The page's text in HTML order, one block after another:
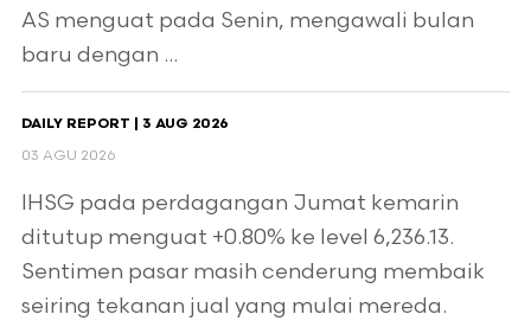
AS menguat pada Senin, mengawali bulan
baru dengan ...
DAILY REPORT | 3 AUG 2026
03 AGU 2026
IHSG pada perdagangan Jumat kemarin
ditutup menguat +0.80% ke level 6,236.13.
Sentimen pasar masih cenderung membaik
seiring tekanan jual yang mulai mereda.